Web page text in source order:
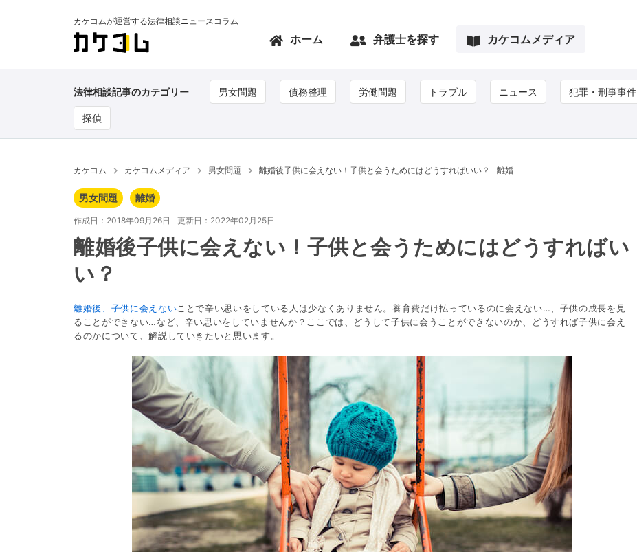
カケコムが運営する法律相談ニュースコラム
ホーム 弁護士を探す カケコムメディア
法律相談記事のカテゴリー 男女問題 債務整理 労働問題 トラブル ニュース 犯罪・刑事事件
探偵
カケコム カケコムメディア 男女問題 離婚後子供に会えない！子供と会うためにはどうすればいい？ 離婚
男女問題 離婚
作成日：2018年09月26日 更新日：2022年02月25日
離婚後子供に会えない！子供と会うためにはどうすればい
い？
離婚後、子供に会えないことで辛い思いをしている人は少なくありません。養育費だけ払っているのに会えない…、子供の成長を見
ることができない…など、辛い思いをしていませんか？ここでは、どうして子供に会うことができないのか、どうすれば子供に会え
るのかについて、解説していきたいと思います。